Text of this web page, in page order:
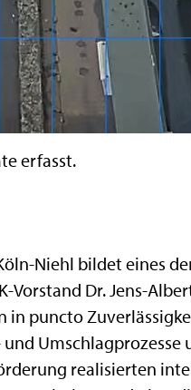
erfasst.
Niehl bildet eines
Vorstand Dr. Jens-
in puncto
realisierten